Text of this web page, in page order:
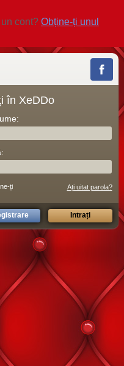
cont? Obține-ți unul
în XeDDo
ți Ați uitat parola?